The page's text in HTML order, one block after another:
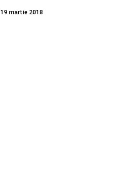
19 martie 2018